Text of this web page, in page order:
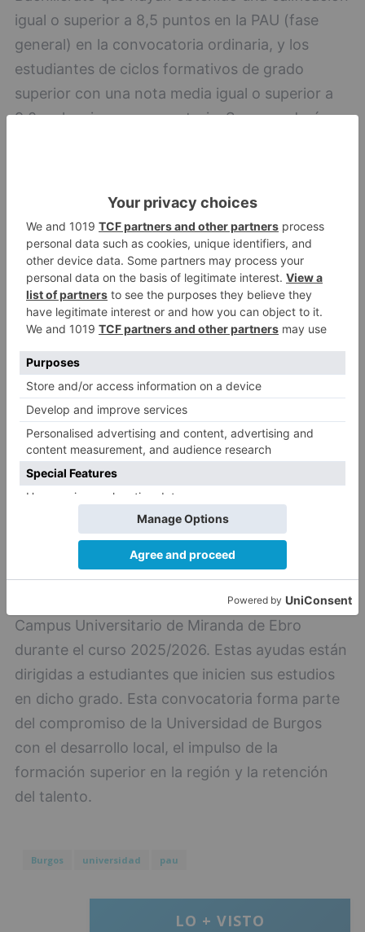
igual o superior a 8,5 puntos en la PAU (fase
general) en la convocatoria ordinaria, y los
estudiantes de ciclos formativos de grado
superior con una nota media igual o superior a
9,0 en la misma convocatoria. Se concederá un
ciclos formativos, con un máximo de un premio
por cada grado o doble grado.
Además, la Universidad de Burgos, a través del
Vicerrectorado de Estudiantes, convocará 25
ayudas destinadas a cubrir el 50 % de los gastos
de matrícula del Grado en Tecnologías Digitales
para la Empresa - Mención Dual, impartido en el
Campus Universitario de Miranda de Ebro
durante el curso 2025/2026. Estas ayudas están
dirigidas a estudiantes que inicien sus estudios
en dicho grado. Esta convocatoria forma parte
del compromiso de la Universidad de Burgos
con el desarrollo local, el impulso de la
formación superior en la región y la retención
del talento.
Burgos universidad pau
LO + VISTO